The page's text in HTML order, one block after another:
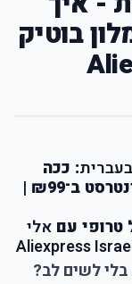
בוטיק
: ככה
המרפסת שלנו נראית פתאום כמו פינטרסט ב־₪99 |
טרופי עם אלי
Aliexpress
לשים לב?